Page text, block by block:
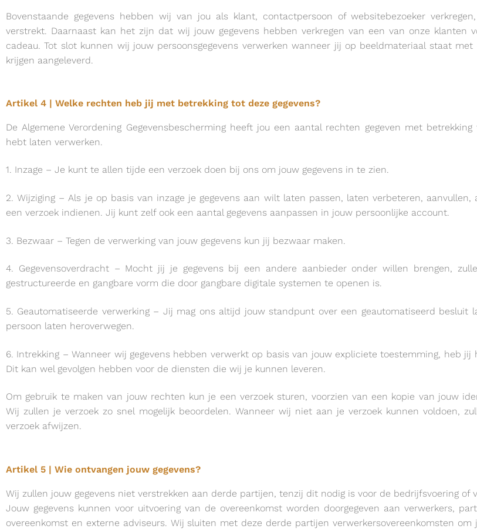
Bovenstaande gegevens hebben wij van jou als klant, contactpersoon of websitebezoeker
verstrekt. Daarnaast kan het zijn dat wij jouw gegevens hebben verkregen van een van onze klanten
cadeau. Tot slot kunnen wij jouw persoonsgegevens verwerken wanneer jij op beeldmateriaal staat
krijgen aangeleverd.
Artikel 4 | Welke rechten heb jij met betrekking tot deze gegevens?
De Algemene Verordening Gegevensbescherming heeft jou een aantal rechten gegeven met
hebt laten verwerken.
1. Inzage – Je kunt te allen tijde een verzoek doen bij ons om jouw gegevens in te zien.
2. Wijziging – Als je op basis van inzage je gegevens aan wilt laten passen, laten verbeteren,
een verzoek indienen. Jij kunt zelf ook een aantal gegevens aanpassen in jouw persoonlijke account.
3. Bezwaar – Tegen de verwerking van jouw gegevens kun jij bezwaar maken.
4. Gegevensoverdracht – Mocht jij je gegevens bij een andere aanbieder onder willen brengen,
gestructureerde en gangbare vorm die door gangbare digitale systemen te openen is.
5. Geautomatiseerde verwerking – Jij mag ons altijd jouw standpunt over een geautomatiseerd
persoon laten heroverwegen.
6. Intrekking – Wanneer wij gegevens hebben verwerkt op basis van jouw expliciete toestemming, heb
Dit kan wel gevolgen hebben voor de diensten die wij je kunnen leveren.
Om gebruik te maken van jouw rechten kun je een verzoek sturen, voorzien van een kopie van jouw
Wij zullen je verzoek zo snel mogelijk beoordelen. Wanneer wij niet aan je verzoek kunnen voldoen,
verzoek afwijzen.
Artikel 5 | Wie ontvangen jouw gegevens?
Wij zullen jouw gegevens niet verstrekken aan derde partijen, tenzij dit nodig is voor de bedrijfsvoering of
Jouw gegevens kunnen voor uitvoering van de overeenkomst worden doorgegeven aan verwerkers,
overeenkomst en externe adviseurs. Wij sluiten met deze derde partijen verwerkersovereenkomsten